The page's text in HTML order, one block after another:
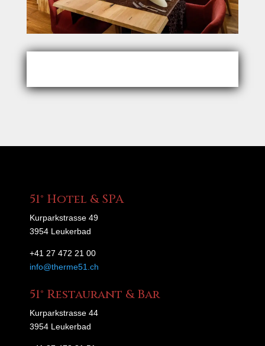
51° Hotel & SPA
Kurparkstrasse 49
3954 Leukerbad
+41 27 472 21 00
info@therme51.ch
51° Restaurant & Bar
Kurparkstrasse 44
3954 Leukerbad